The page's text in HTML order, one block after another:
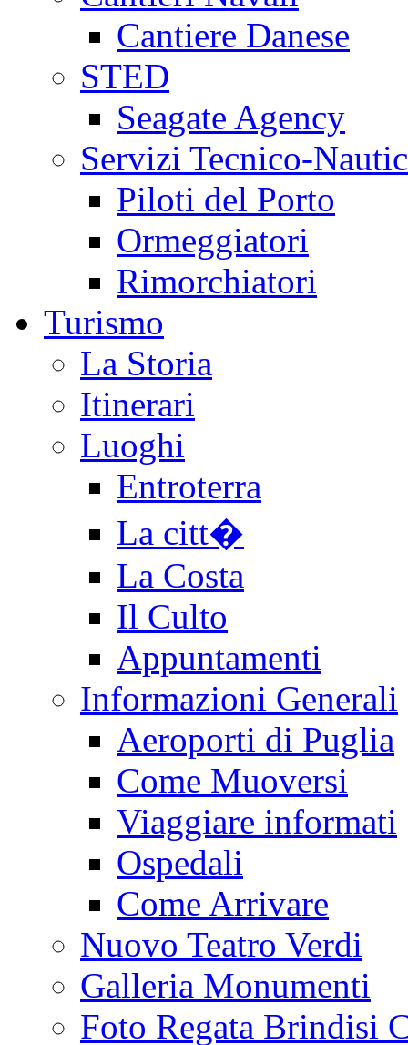
Cantiere Danese
STED
Seagate Agency
Servizi Tecnico-
Piloti del Porto
Ormeggiatori
Rimorchiatori
Turismo
La Storia
Itinerari
Luoghi
Entroterra
La citt�
La Costa
Il Culto
Appuntamenti
Informazioni Generali
Aeroporti di Puglia
Come Muoversi
Viaggiare informati
Ospedali
Come Arrivare
Nuovo Teatro Verdi
Galleria Monumenti
Foto Regata Brindisi